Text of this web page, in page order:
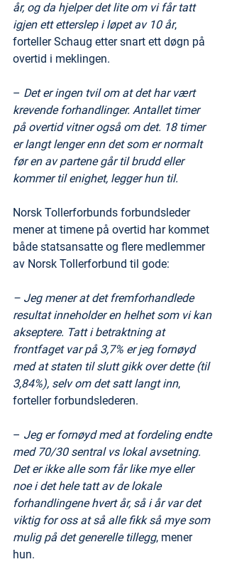
år, og da hjelper det lite om vi får tatt
igjen ett etterslep i løpet av 10 år,
forteller Schaug etter snart ett døgn på
overtid i meklingen.
– Det er ingen tvil om at det har vært
krevende forhandlinger. Antallet timer
på overtid vitner også om det. 18 timer
er langt lenger enn det som er normalt
før en av partene går til brudd eller
kommer til enighet, legger hun til.
Norsk Tollerforbunds forbundsleder
mener at timene på overtid har kommet
både statsansatte og flere medlemmer
av Norsk Tollerforbund til gode:
– Jeg mener at det fremforhandlede
resultat inneholder en helhet som vi kan
akseptere. Tatt i betraktning at
frontfaget var på 3,7% er jeg fornøyd
med at staten til slutt gikk over dette (til
3,84%), selv om det satt langt inn,
forteller forbundslederen.
– Jeg er fornøyd med at fordeling endte
med 70/30 sentral vs lokal avsetning.
Det er ikke alle som får like mye eller
noe i det hele tatt av de lokale
forhandlingene hvert år, så i år var det
viktig for oss at så alle fikk så mye som
mulig på det generelle tillegg, mener
hun.